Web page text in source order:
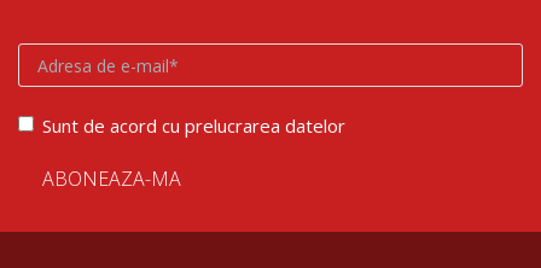
Sunt de acord cu prelucrarea datelor